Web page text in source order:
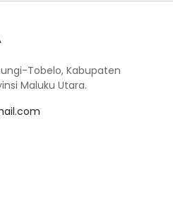
Tobelo, Kabupaten
Maluku Utara.